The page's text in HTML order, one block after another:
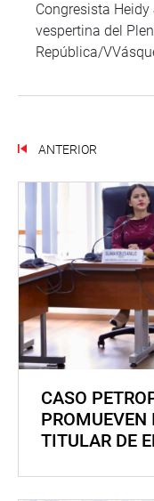
Congresista
vespertina del
República/
ANTERIOR
CASO
TITULAR DE